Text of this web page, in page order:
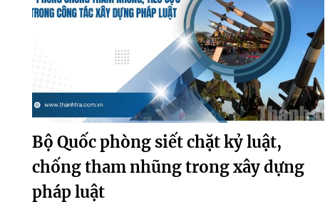
Bộ Quốc phòng siết chặt kỷ luật,
chống tham nhũng trong xây dựng
pháp luật